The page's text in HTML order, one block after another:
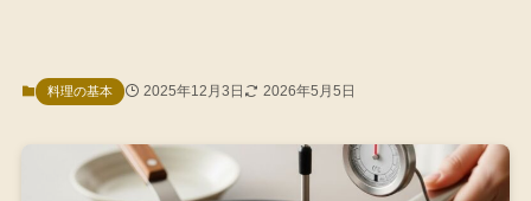
料理の基本 2025年12月3日 2026年5月5日